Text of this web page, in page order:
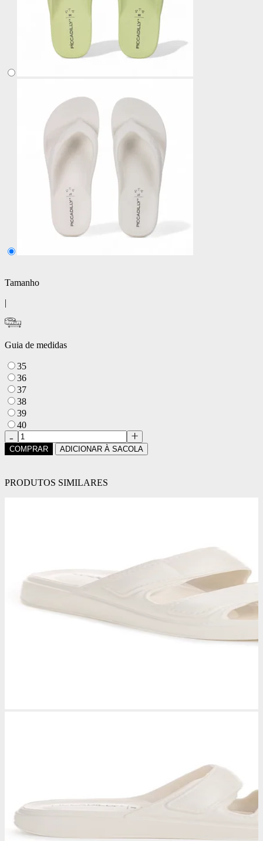
Tamanho
|
Guia de medidas
35
36
37
38
39
40
COMPRAR ADICIONAR À SACOLA
PRODUTOS SIMILARES